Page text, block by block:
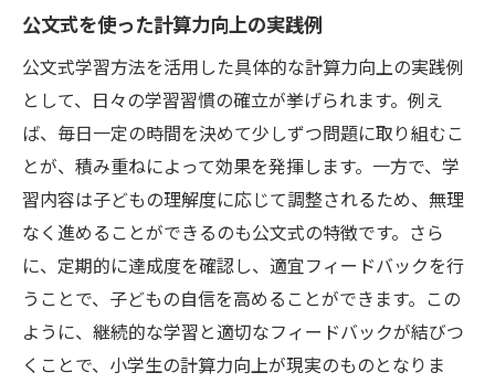
公文式を使った計算力向上の実践例
公文式学習方法を活用した具体的な計算力向上の実践例
として、日々の学習習慣の確立が挙げられます。例え
ば、毎日一定の時間を決めて少しずつ問題に取り組むこ
とが、積み重ねによって効果を発揮します。一方で、学
習内容は子どもの理解度に応じて調整されるため、無理
なく進めることができるのも公文式の特徴です。さら
に、定期的に達成度を確認し、適宜フィードバックを行
うことで、子どもの自信を高めることができます。この
ように、継続的な学習と適切なフィードバックが結びつ
くことで、小学生の計算力向上が現実のものとなりま